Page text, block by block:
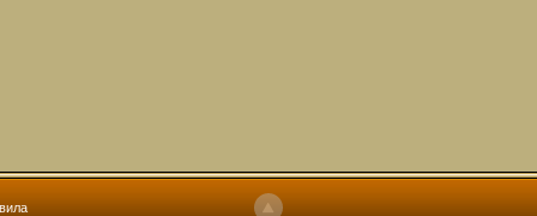
раньше?
нужны? Так эта организация описана в "Лордах тьмы", книге правил по
процесс не очень быстрый будет. Думаю в течении 1-2 месяцев
с телефона не очень удобно)
по ходу чтения правлю. Получается не совнлитературный перевод,